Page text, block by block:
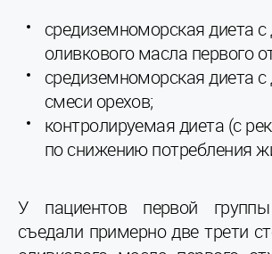
средиземноморская диета
оливкового масла первого
средиземноморская диета
смеси орехов;
контролируемая диета (с
по снижению потребления
У пациентов первой
съедали примерно две трети